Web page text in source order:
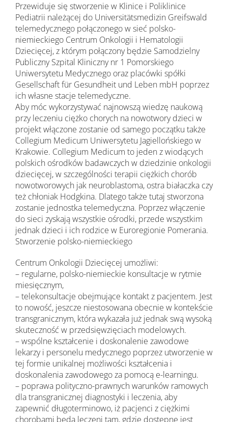
Przewiduje się stworzenie w Klinice i Poliklinice
Pediatrii należącej do Universitätsmedizin Greifswald
telemedycznego połączonego w sieć polsko-
niemieckiego Centrum Onkologii i Hematologii
Dziecięcej, z którym połączony będzie Samodzielny
Publiczny Szpital Kliniczny nr 1 Pomorskiego
Uniwersytetu Medycznego oraz placówki spółki
Gesellschaft für Gesundheit und Leben mbH poprzez
ich własne stacje telemedyczne.
Aby móc wykorzystywać najnowszą wiedzę naukową
przy leczeniu ciężko chorych na nowotwory dzieci w
projekt włączone zostanie od samego początku także
Collegium Medicum Uniwersytetu Jagiellońskiego w
Krakowie. Collegium Medicum to jeden z wiodących
polskich ośrodków badawczych w dziedzinie onkologii
dziecięcej, w szczególności terapii ciężkich chorób
nowotworowych jak neuroblastoma, ostra białaczka czy
też chłoniak Hodgkina. Dlatego także tutaj stworzona
zostanie jednostka telemedyczna. Poprzez włączenie
do sieci zyskają wszystkie ośrodki, przede wszystkim
jednak dzieci i ich rodzice w Euroregionie Pomerania.
Stworzenie polsko-niemieckiego
Centrum Onkologii Dziecięcej umożliwi:
– regularne, polsko-niemieckie konsultacje w rytmie
miesięcznym,
– telekonsultacje obejmujące kontakt z pacjentem. Jest
to nowość, jeszcze niestosowana obecnie w kontekście
transgranicznym, która wykazała już jednak swą wysoką
skuteczność w przedsięwzięciach modelowych.
– wspólne kształcenie i doskonalenie zawodowe
lekarzy i personelu medycznego poprzez utworzenie w
tej formie unikalnej możliwości kształcenia i
doskonalenia zawodowego za pomocą e-learningu.
– poprawa polityczno-prawnych warunków ramowych
dla transgranicznej diagnostyki i leczenia, aby
zapewnić długoterminowo, iż pacjenci z ciężkimi
chorobami będą leczeni tam, gdzie dostępne jest